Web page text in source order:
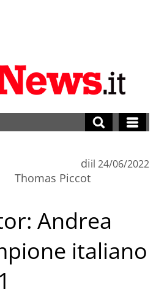
di
Thomas Piccot
il 24/06/2022
Andrea
italiano